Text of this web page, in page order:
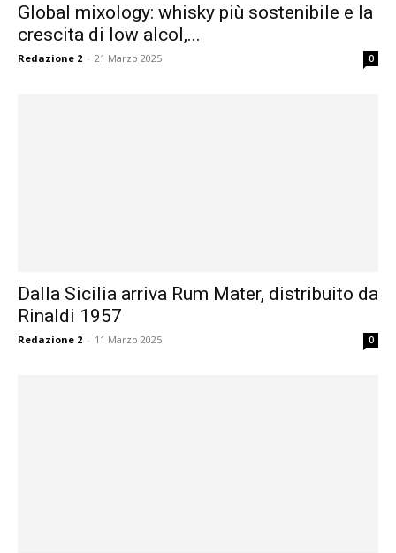
Global mixology: whisky più sostenibile e la
crescita di low alcol,...
Redazione 2 - 21 Marzo 2025 0
Dalla Sicilia arriva Rum Mater, distribuito da
Rinaldi 1957
Redazione 2 - 11 Marzo 2025 0